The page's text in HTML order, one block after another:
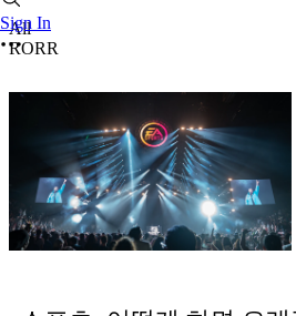
Sign In
All
RORR